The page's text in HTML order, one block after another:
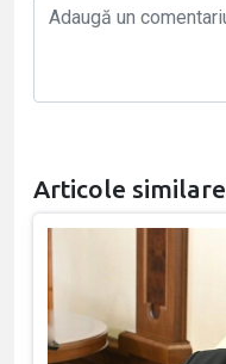
Articole similare